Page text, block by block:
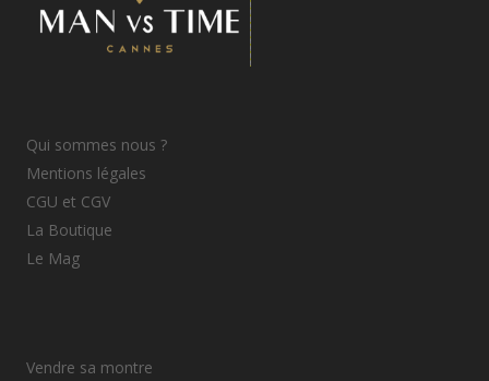
Qui sommes nous ?
Mentions légales
CGU et CGV
La Boutique
Le Mag
Vendre sa montre